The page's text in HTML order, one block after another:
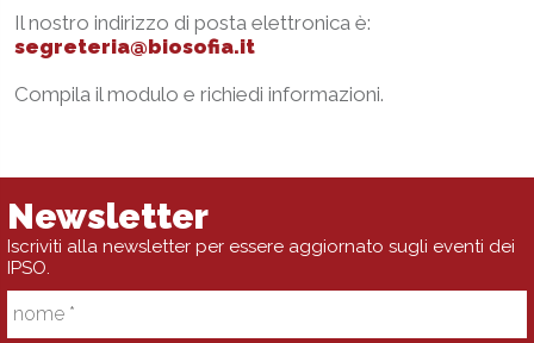
Il nostro indirizzo di posta elettronica è:
segreteria@biosofia.it
Compila il modulo e richiedi informazioni.
Newsletter
Iscriviti alla newsletter per essere aggiornato sugli eventi dei
IPSO.